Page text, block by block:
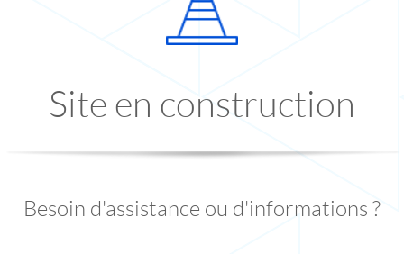
Site en construction
Besoin d'assistance ou d'informations ?